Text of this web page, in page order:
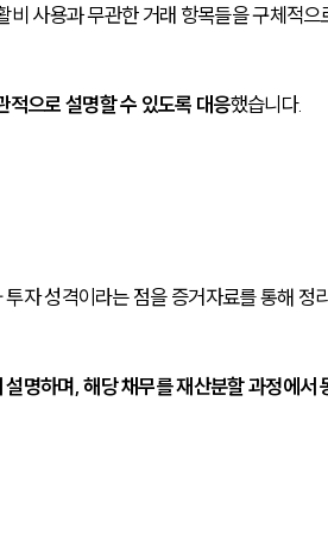
비 사용과 무관한 거래 항목들을 구체적으
적으로 설명할 수 있도록 대응했습니다.
자 성격이라는 점을 증거자료를 통해 정리
명하며, 해당 채무를 재산분할 과정에서